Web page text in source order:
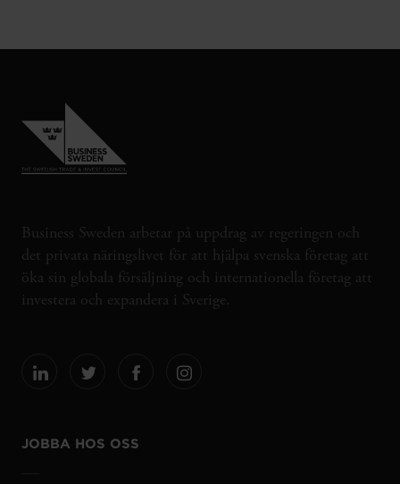
Business Sweden arbetar på uppdrag av regeringen och
det privata näringslivet för att hjälpa svenska företag att
öka sin globala försäljning och internationella företag att
investera och expandera i Sverige.
JOBBA HOS OSS